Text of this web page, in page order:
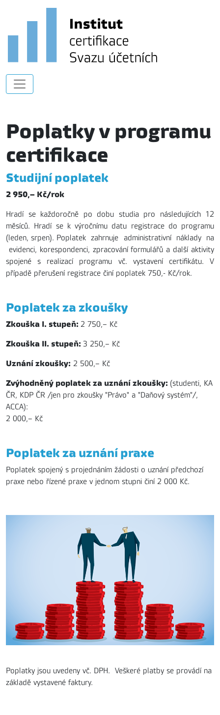
Poplatky v programu
certifikace
Studijní poplatek
2 950,– Kč/rok
Hradí se každoročně po dobu studia pro následujících 12
měsíců. Hradí se k výročnímu datu registrace do programu
(leden, srpen). Poplatek zahrnuje administrativní náklady na
evidenci, korespondenci, zpracování formulářů a další aktivity
spojené s realizací programu vč. vystavení certifikátu. V
případě přerušení registrace činí poplatek 750,- Kč/rok.
Poplatek za zkoušky
Zkouška I. stupeň: 2 750,– Kč
Zkouška II. stupeň: 3 250,– Kč
Uznání zkoušky: 2 500,– Kč
Zvýhodněný poplatek za uznání zkoušky: (studenti, KA
ČR, KDP ČR /jen pro zkoušky "Právo" a "Daňový systém"/,
ACCA):
2 000,– Kč
Poplatek za uznání praxe
Poplatek spojený s projednáním žádosti o uznání předchozí
praxe nebo řízené praxe v jednom stupni činí 2 000 Kč.
Poplatky jsou uvedeny vč. DPH. Veškeré platby se provádí na
základě vystavené faktury.